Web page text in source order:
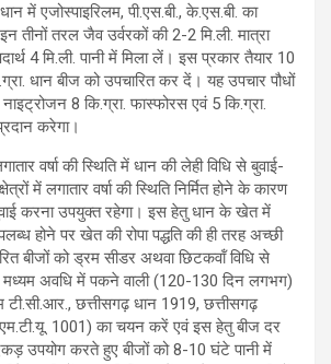
में एजोस्पाइरिलम, पी.एस.बी., के.एस.बी. का
तीनों तरल जैव उर्वरकों की 2-2 मि.ली. मात्रा
4 मि.ली. पानी में मिला लें। इस प्रकार तैयार 10
धान बीज को उपचारित कर दें। यह उपचार पौधों
8 कि.ग्रा. फास्फोरस एवं 5 कि.ग्रा.
करेगा।
वर्षा की स्थिति में धान की लेही विधि से बुवाई-
में लगातार वर्षा की स्थिति निर्मित होने के कारण
करना उपयुक्त रहेगा। इस हेतु धान के खेत में
होने पर खेत की रोपा पद्धति की ही तरह अच्छी
बीजों को ड्रम सीडर अथवा छिटकवॉं विधि से
मध्यम अवधि में पकने वाली (120-130 दिन लगभग)
टी.सी.आर., छत्तीसगढ़ धान 1919, छत्तीसगढ़
एम.टी.यू. 1001) का चयन करें एवं इस हेतु बीज दर
उपयोग करते हुए बीजों को 8-10 घंटे पानी में